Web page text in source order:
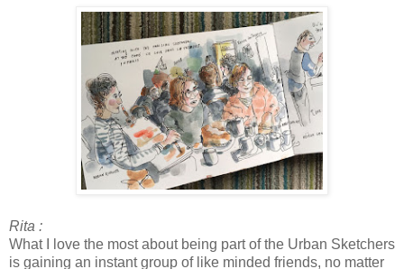
Rita :
What I love the most about being part of the Urban Sketchers
is gaining an instant group of like minded friends, no matter